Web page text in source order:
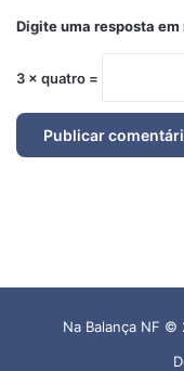
Na Balança NF